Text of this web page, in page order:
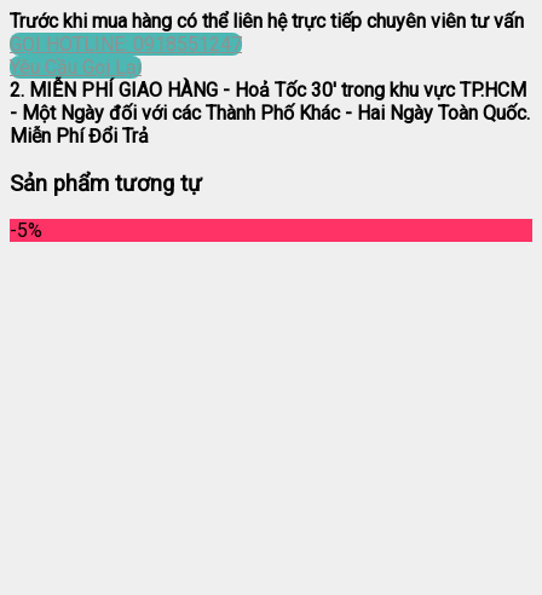
Trước khi mua hàng có thể liên hệ trực tiếp chuyên viên tư vấn
GỌI HOTLINE: 0918551247
Yêu Cầu Gọi Lại
2. MIỄN PHÍ GIAO HÀNG - Hoả Tốc 30' trong khu vực TP.HCM
- Một Ngày đối với các Thành Phố Khác - Hai Ngày Toàn Quốc.
Miễn Phí Đổi Trả
Sản phẩm tương tự
-5%